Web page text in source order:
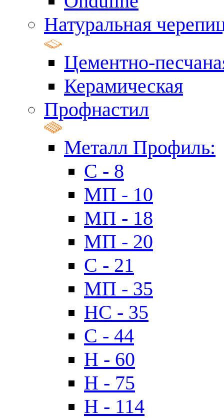
Натуральная
Цементно-
Керамическая
Профнастил
Металл Профиль:
C - 8
МП - 10
МП - 18
МП - 20
C - 21
МП - 35
HC - 35
C - 44
H - 60
H - 75
H - 114